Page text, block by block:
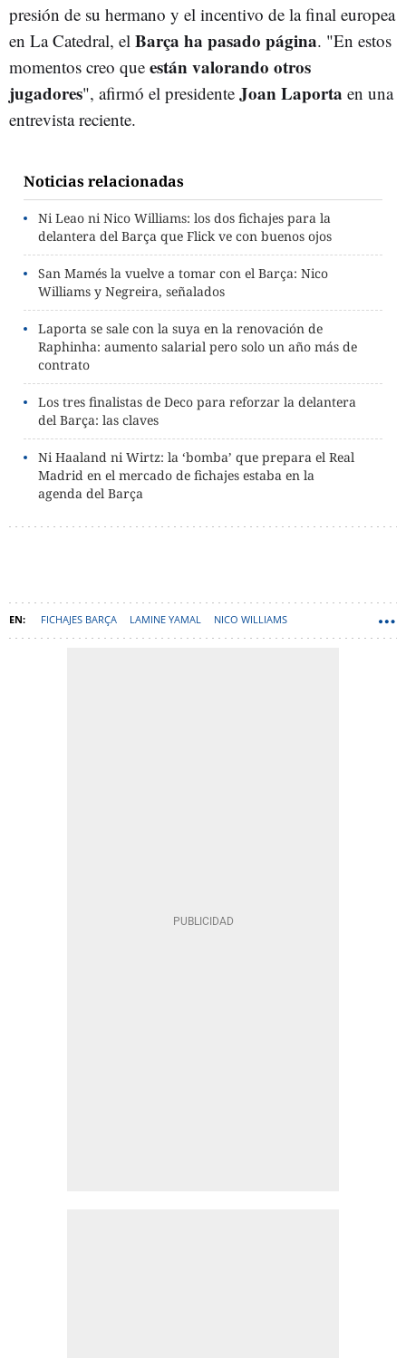
presión de su hermano y el incentivo de la final europea
en La Catedral, el Barça ha pasado página. "En estos
momentos creo que están valorando otros
jugadores", afirmó el presidente Joan Laporta en una
entrevista reciente.
Noticias relacionadas
Ni Leao ni Nico Williams: los dos fichajes para la
delantera del Barça que Flick ve con buenos ojos
San Mamés la vuelve a tomar con el Barça: Nico
Williams y Negreira, señalados
Laporta se sale con la suya en la renovación de
Raphinha: aumento salarial pero solo un año más de
contrato
Los tres finalistas de Deco para reforzar la delantera
del Barça: las claves
Ni Haaland ni Wirtz: la ‘bomba’ que prepara el Real
Madrid en el mercado de fichajes estaba en la
agenda del Barça
FICHAJES BARÇA LAMINE YAMAL NICO WILLIAMS